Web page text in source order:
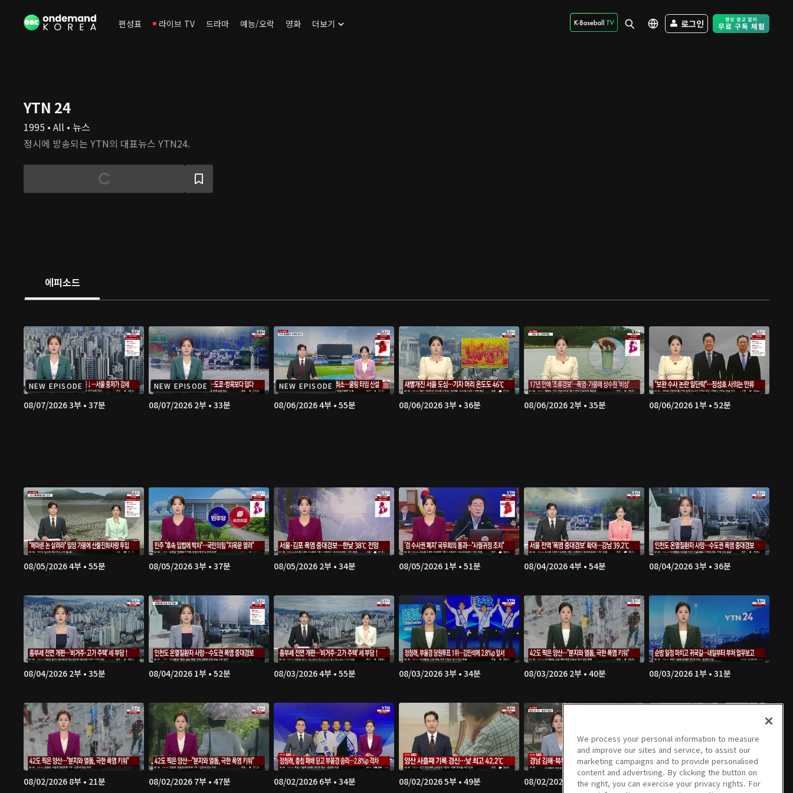
편성표 라이브 TV 드라마 예능/오락 영화 더보기 로그인 Free Trial -
YTN 24
1995 • All • 뉴스
정시에 방송되는 YTN의 대표뉴스 YTN24.
에피소드
NEW EPISODE
08/07/2026 3부 • 37분
NEW EPISODE
08/07/2026 2부 • 33분
NEW EPISODE
08/06/2026 4부 • 55분 08/06/2026 3부 • 36분 08/06/2026 2부 • 35분 08/06/2026 1부 • 52분
08/05/2026 4부 • 55분 08/05/2026 3부 • 37분 08/05/2026 2부 • 34분 08/05/2026 1부 • 51분 08/04/2026 4부 • 54분 08/04/2026 3부 • 36분
08/04/2026 2부 • 35분 08/04/2026 1부 • 52분 08/03/2026 4부 • 55분 08/03/2026 3부 • 34분 08/03/2026 2부 • 40분 08/03/2026 1부 • 31분
08/02/2026 8부 • 21분 08/02/2026 7부 • 47분 08/02/2026 6부 • 34분 08/02/2026 5부 • 49분 08/02/2026 4부 • 47분 08/02/2026 3부 • 36분
We process your personal information to measure
and improve our sites and service, to assist our
marketing campaigns and to provide personalised
content and advertising. By clicking the button on
the right, you can exercise your privacy rights. For